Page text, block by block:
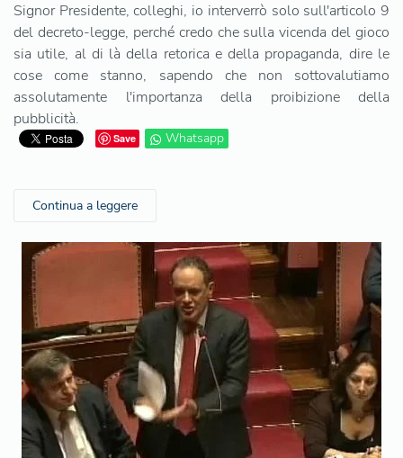
Signor Presidente, colleghi, io interverrò solo sull'articolo 9
del decreto-legge, perché credo che sulla vicenda del gioco
sia utile, al di là della retorica e della propaganda, dire le
cose come stanno, sapendo che non sottovalutiamo
assolutamente l'importanza della proibizione della
pubblicità.
Save Whatsapp
Continua a leggere